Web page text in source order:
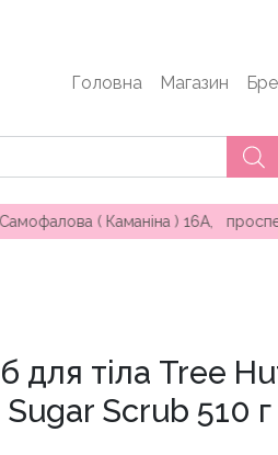
Головна Магазин
) 16А, проспект Князя
для тіла Tree
Sugar Scrub 510 г